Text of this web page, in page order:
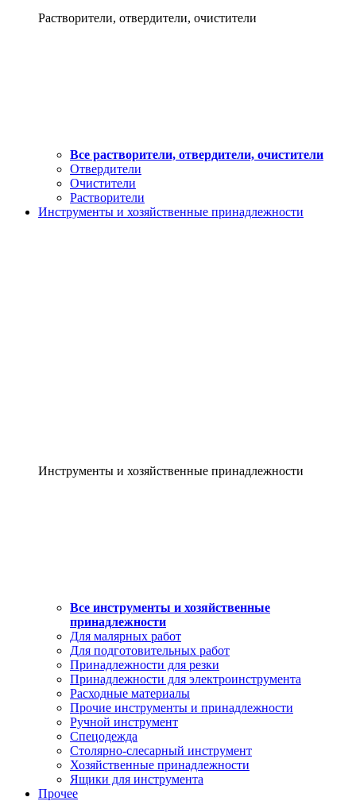
Растворители, отвердители, очистители
Все растворители, отвердители, очистители
Отвердители
Очистители
Растворители
Инструменты и хозяйственные принадлежности
Инструменты и хозяйственные принадлежности
Все инструменты и хозяйственные
принадлежности
Для малярных работ
Для подготовительных работ
Принадлежности для резки
Принадлежности для электроинструмента
Расходные материалы
Прочие инструменты и принадлежности
Ручной инструмент
Спецодежда
Столярно-слесарный инструмент
Хозяйственные принадлежности
Ящики для инструмента
Прочее